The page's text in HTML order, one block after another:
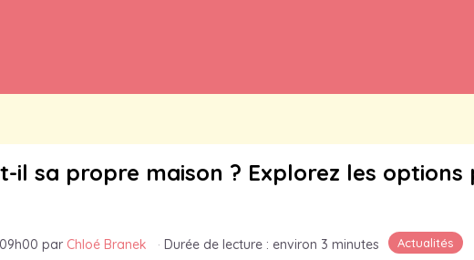
Actualités
il sa propre maison ? Explorez les
par Chloé Branek · Durée de lecture : environ 3 minutes